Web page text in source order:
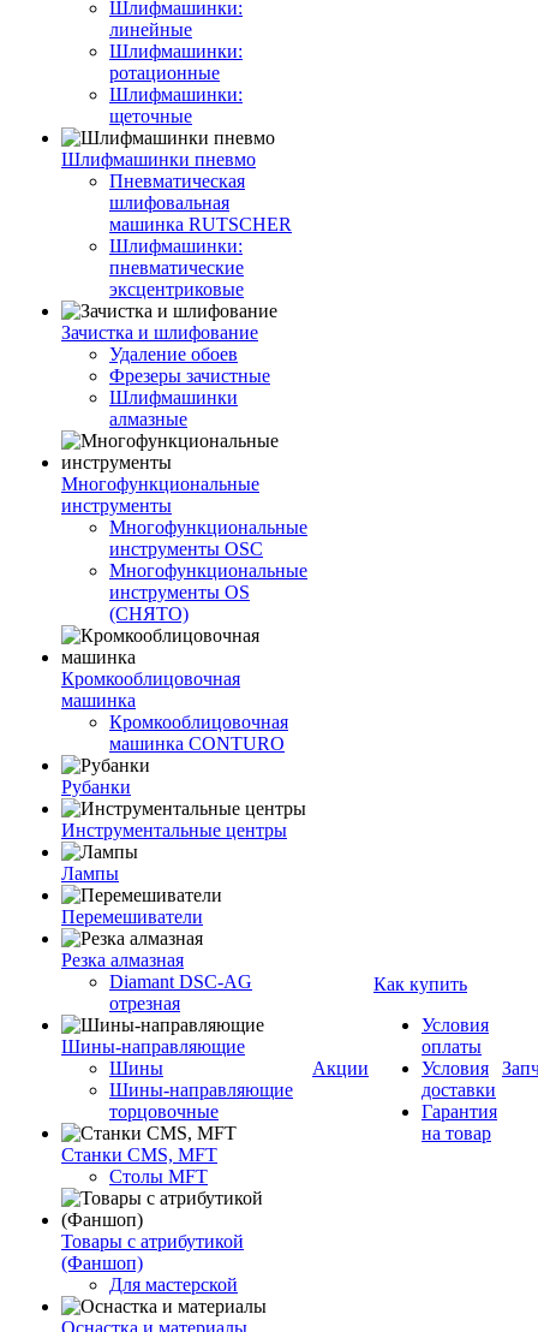
Шлифмашинки:
линейные
Шлифмашинки:
ротационные
Шлифмашинки:
щеточные
Шлифмашинки пневмо
Пневматическая
шлифовальная
машинка RUTSCHER
Шлифмашинки:
пневматические
эксцентриковые
Зачистка и шлифование
Удаление обоев
Фрезеры зачистные
Шлифмашинки
алмазные
Многофункциональные
инструменты
Многофункциональные
инструменты OSC
Многофункциональные
инструменты OS
(СНЯТО)
Кромкооблицовочная
машинка
Кромкооблицовочная
машинка CONTURO
Рубанки
Инструментальные центры
Лампы
Перемешиватели
Резка алмазная
Diamant DSC-AG
отрезная
Шины-направляющие
Шины
Шины-направляющие
торцовочные
Станки CMS, MFT
Столы MFT
Товары с атрибутикой
(Фаншоп)
Для мастерской
Оснастка и материалы
Акции
Как купить
Условия
оплаты
Условия
доставки
Гарантия
на товар